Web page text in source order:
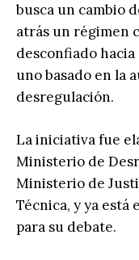
busca un cambio
atrás un régimen
desconfiado
uno basado en la
desregulación.
La iniciativa fue
Ministerio de
Ministerio de
Técnica, y ya está
para su debate.